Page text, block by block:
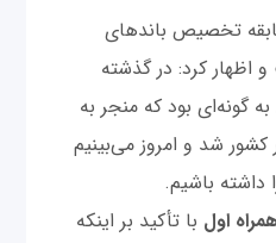
تخصیص باندهای
اظهار کرد: در گذشته
گونه‌ای بود که منجر به
شد و امروز می‌بینیم
داشته باشیم.
اول با تأکید بر اینکه